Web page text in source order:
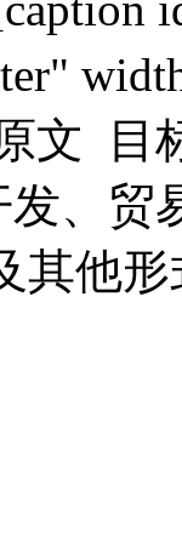
文 目
发、贸
其他